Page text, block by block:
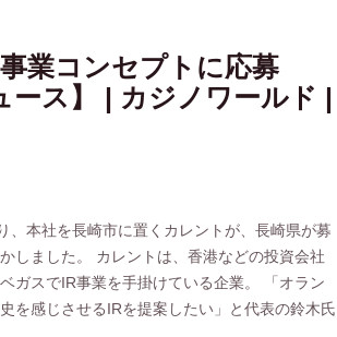
業コンセプトに応募
ース】 | カジノワールド |
本社を長崎市に置くカレントが、長崎県が募
しました。 カレントは、香港などの投資会社
ガスでIR事業を手掛けている企業。 「オラン
を感じさせるIRを提案したい」と代表の鈴木氏